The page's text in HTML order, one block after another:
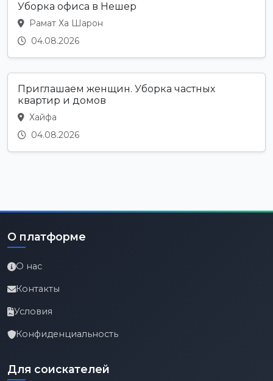
Уборка офиса в Нешер
Рамат Ха Шарон
04.08.2026
Приглашаем женщин. Уборка частных
квартир и домов
Хайфа
04.08.2026
О платформе
О нас
Контакты
Условия
Конфиденциальность
Для соискателей